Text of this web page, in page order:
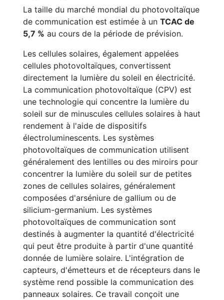
La taille du marché mondial du photovoltaïque
de communication est estimée à un TCAC de
5,7 % au cours de la période de prévision.
Les cellules solaires, également appelées
cellules photovoltaïques, convertissent
directement la lumière du soleil en électricité.
La communication photovoltaïque (CPV) est
une technologie qui concentre la lumière du
soleil sur de minuscules cellules solaires à haut
rendement à l'aide de dispositifs
électroluminescents. Les systèmes
photovoltaïques de communication utilisent
généralement des lentilles ou des miroirs pour
concentrer la lumière du soleil sur de petites
zones de cellules solaires, généralement
composées d'arséniure de gallium ou de
silicium-germanium. Les systèmes
photovoltaïques de communication sont
destinés à augmenter la quantité d'électricité
qui peut être produite à partir d'une quantité
donnée de lumière solaire. L'intégration de
capteurs, d'émetteurs et de récepteurs dans le
système rend possible la communication des
panneaux solaires. Ce travail conçoit une